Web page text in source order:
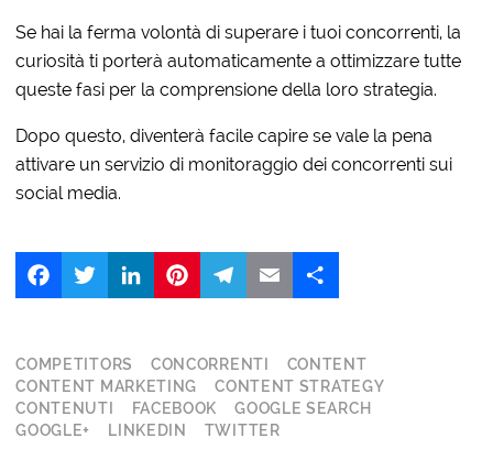
Se hai la ferma volontà di superare i tuoi concorrenti, la
curiosità ti porterà automaticamente a ottimizzare tutte
queste fasi per la comprensione della loro strategia.
Dopo questo, diventerà facile capire se vale la pena
attivare un servizio di monitoraggio dei concorrenti sui
social media.
FacebookTwitter LinkedIn
COMPETITORS CONCORRENTI
CONTENT
CONTENT MARKETING
CONTENT STRATEGY
CONTENUTI
FACEBOOK
GOOGLE SEARCH
GOOGLE+
LINKEDIN TWITTER